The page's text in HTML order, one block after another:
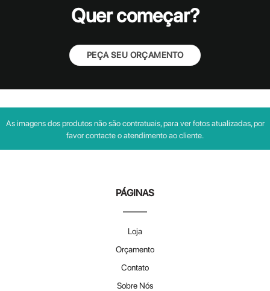
Quer começar?
PEÇA SEU ORÇAMENTO
As imagens dos produtos não são contratuais, para ver fotos atualizadas, por
favor contacte o atendimento ao cliente.
PÁGINAS
Loja
Orçamento
Contato
Sobre Nós